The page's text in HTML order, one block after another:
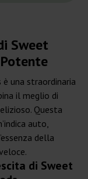
Sweet
è una straordinaria
il meglio di
Questa
auto,
della
di Sweet